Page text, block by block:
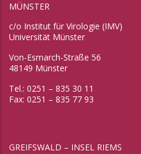
MÜNSTER
c/o Institut für Virologie (IMV)
Universität Münster
Von-Esmarch-Straße 56
48149 Münster
Tel.: 0251 – 835 30 11
Fax: 0251 – 835 77 93
GREIFSWALD – INSEL RIEMS